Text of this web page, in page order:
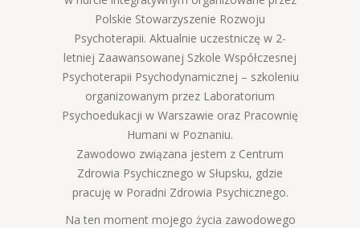
Polskie Stowarzyszenie Rozwoju
Psychoterapii. Aktualnie uczestniczę w 2-
letniej Zaawansowanej Szkole Współczesnej
Psychoterapii Psychodynamicznej – szkoleniu
organizowanym przez Laboratorium
Psychoedukacji w Warszawie oraz Pracownię
Humani w Poznaniu.
Zawodowo związana jestem z Centrum
Zdrowia Psychicznego w Słupsku, gdzie
pracuję w Poradni Zdrowia Psychicznego.
Na ten moment mojego życia zawodowego